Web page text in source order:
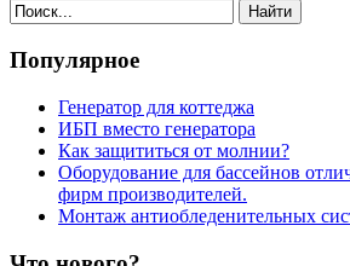
Найти
Популярное
Генератор для коттеджа
ИБП вместо генератора
Как защититься от молнии?
Оборудование для бассейнов
фирм производителей.
Монтаж антиобледенительных